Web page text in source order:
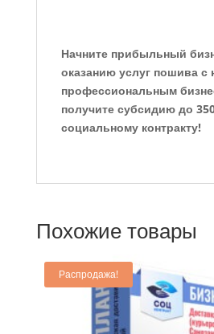
Начните прибыльный
оказанию услуг пошива с
профессиональным
получите субсидию до
социальному контракту!
Похожие товары
Распродажа!